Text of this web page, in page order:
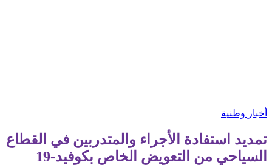
أخبار وطنية
تمديد استفادة الأجراء والمتدربين في القطاع
السياحي من التعويض الخاص بكوفيد-19